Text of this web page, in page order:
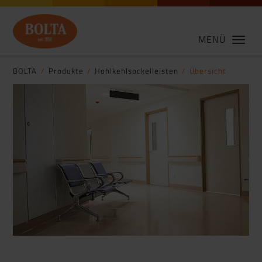
MENÜ
BOLTA Produkte Hohlkehlsockelleisten Übersicht